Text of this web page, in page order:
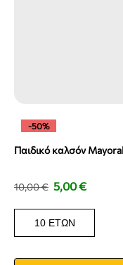
-50%
Παιδικό καλσόν
10,00€ 5,00€
10 ΕΤΏΝ